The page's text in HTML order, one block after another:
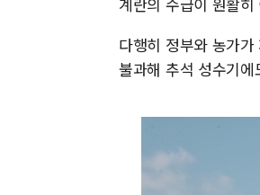
다행히 정부와 농가
불과해 추석 성수기